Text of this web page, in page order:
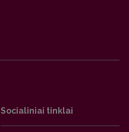
Socialiniai tinklai